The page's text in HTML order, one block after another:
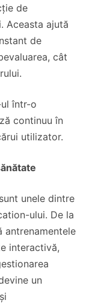
de
Aceasta ajută
de
cât
într-o
continuu în
utilizator.
unele dintre
ului. De la
antrenamentele
interactivă,
un